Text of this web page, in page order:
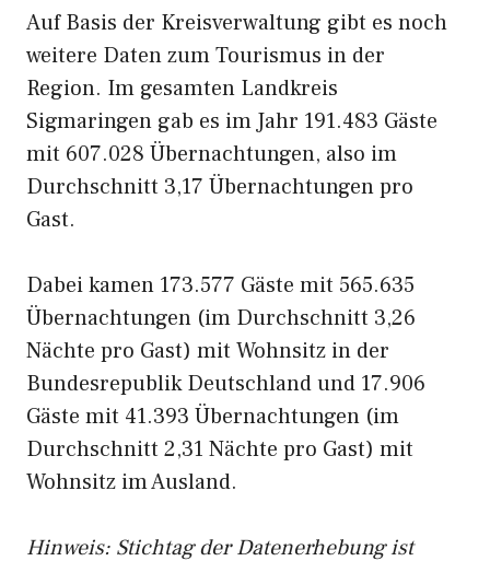
Auf Basis der Kreisverwaltung gibt es noch
weitere Daten zum Tourismus in der
Region. Im gesamten Landkreis
Sigmaringen gab es im Jahr 191.483 Gäste
mit 607.028 Übernachtungen, also im
Durchschnitt 3,17 Übernachtungen pro
Gast.
Dabei kamen 173.577 Gäste mit 565.635
Übernachtungen (im Durchschnitt 3,26
Nächte pro Gast) mit Wohnsitz in der
Bundesrepublik Deutschland und 17.906
Gäste mit 41.393 Übernachtungen (im
Durchschnitt 2,31 Nächte pro Gast) mit
Wohnsitz im Ausland.
Hinweis: Stichtag der Datenerhebung ist